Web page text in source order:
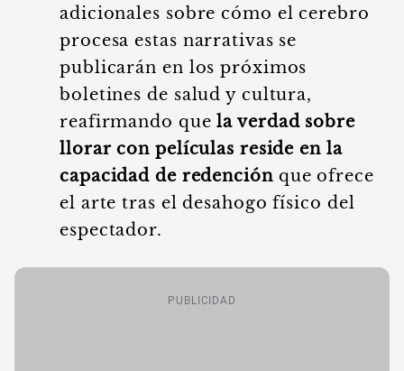
adicionales sobre cómo el cerebro
procesa estas narrativas se
publicarán en los próximos
boletines de salud y cultura,
reafirmando quela verdad sobre
llorar con películas reside en la
capacidad de redenciónque ofrece
el arte tras el desahogo físico del
espectador.
PUBLICIDAD